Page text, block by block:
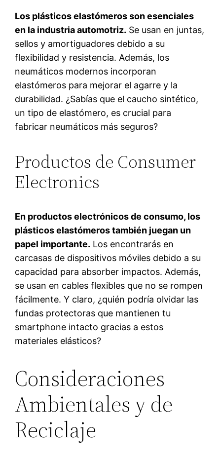
Los plásticos elastómeros son esenciales
en la industria automotriz. Se usan en juntas,
sellos y amortiguadores debido a su
flexibilidad y resistencia. Además, los
neumáticos modernos incorporan
elastómeros para mejorar el agarre y la
durabilidad. ¿Sabías que el caucho sintético,
un tipo de elastómero, es crucial para
fabricar neumáticos más seguros?
Productos de Consumer
Electronics
En productos electrónicos de consumo, los
plásticos elastómeros también juegan un
papel importante. Los encontrarás en
carcasas de dispositivos móviles debido a su
capacidad para absorber impactos. Además,
se usan en cables flexibles que no se rompen
fácilmente. Y claro, ¿quién podría olvidar las
fundas protectoras que mantienen tu
smartphone intacto gracias a estos
materiales elásticos?
Consideraciones
Ambientales y de
Reciclaje